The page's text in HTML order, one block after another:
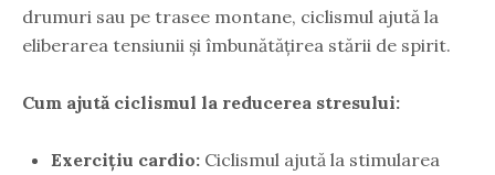
drumuri sau pe trasee montane, ciclismul ajută la
eliberarea tensiunii și îmbunătățirea stării de spirit.
Cum ajută ciclismul la reducerea stresului:
Exercițiu cardio: Ciclismul ajută la stimularea